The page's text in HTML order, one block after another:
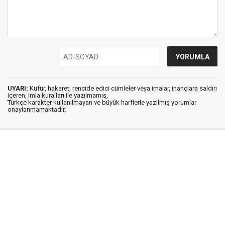
UYARI: Küfür, hakaret, rencide edici cümleler veya imalar, inançlara saldırı
içeren, imla kuralları ile yazılmamış,
Türkçe karakter kullanılmayan ve büyük harflerle yazılmış yorumlar
onaylanmamaktadır.